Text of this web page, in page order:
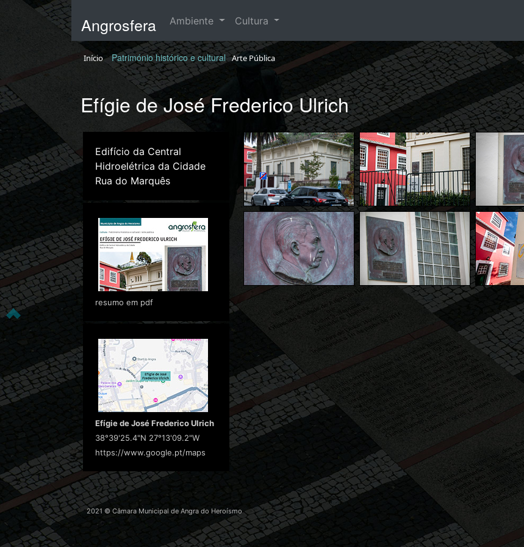
Angrosfera Ambiente Cultura
Início Património histórico e cultural Arte Pública
Efígie de José Frederico Ulrich
Edifício da Central
Hidroelétrica da Cidade
Rua do Marquês
resumo em pdf
Efígie de José Frederico Ulrich
38°39'25.4"N 27°13'09.2"W
https://www.google.pt/maps
2021 © Câmara Municipal de Angra do Heroísmo